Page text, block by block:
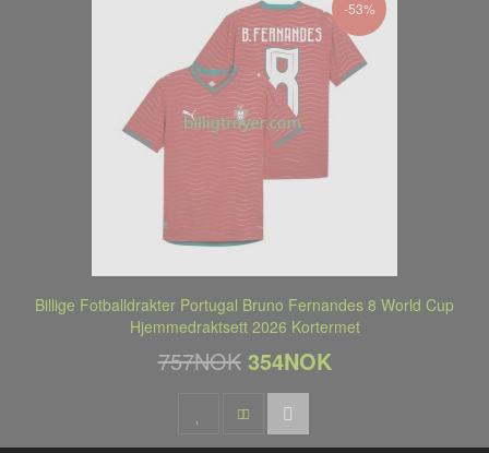
-53%
Billige Fotballdrakter Portugal Bruno Fernandes 8 World Cup
Hjemmedraktsett 2026 Kortermet
757NOK 354NOK